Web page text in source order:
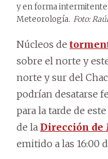
y en forma intermitente
Meteorología. Foto:
Núcleos de
sobre el norte y
norte y sur del
podrían desatarse
para la tarde de
de la Dirección de
emitido a las 16:00